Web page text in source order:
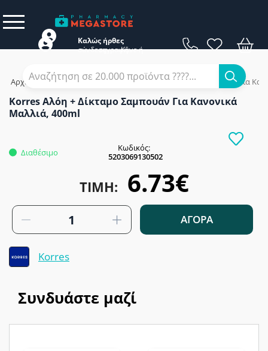
Καλώς ήρθες
Κάνε
σύνδεση ή
εγγραφή
Αρχική / Εταιρίες Korres /Korres Αλόη + Δίκταμο Σαμπουάν Για
Korres Αλόη + Δίκταμο Σαμπουάν Για Κανονικά
Μαλλιά, 400ml
Διαθέσιμο
Κωδικός:
5203069130502
ΤΙΜΉ: 6.73€
ΑΓΟΡΑ
Korres
Συνδυάστε μαζί